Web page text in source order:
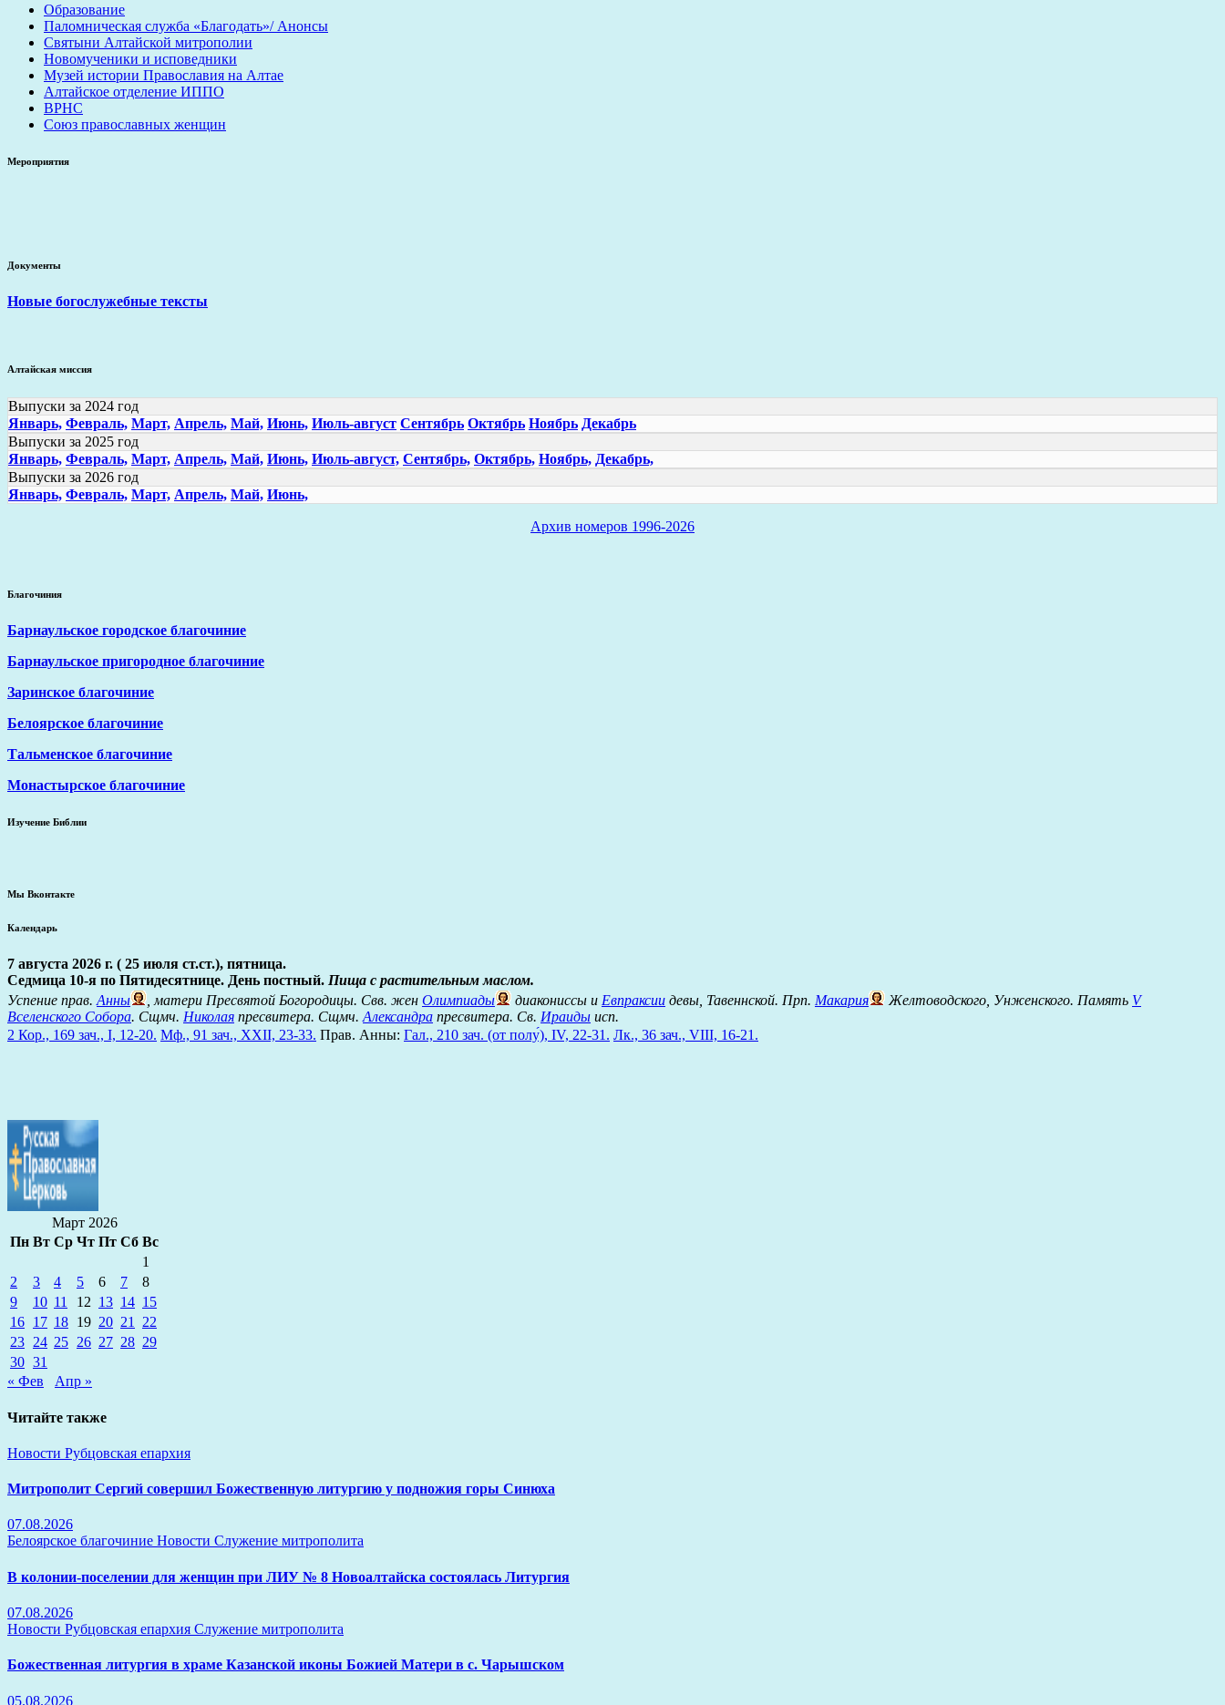
Образование
Паломническая служба «Благодать»/ Анонсы
Святыни Алтайской митрополии
Новомученики и исповедники
Музей истории Православия на Алтае
Алтайское отделение ИППО
ВРНС
Союз православных женщин
Мероприятия
Документы
Новые богослужебные тексты
Алтайская миссия
Выпуски за 2024 год
Январь, Февраль, Март, Апрель, Май, Июнь, Июль-август Сентябрь Октябрь Ноябрь Декабрь
Выпуски за 2025 год
Январь, Февраль, Март, Апрель, Май, Июнь, Июль-август, Сентябрь, Октябрь, Ноябрь, Декабрь,
Выпуски за 2026 год
Январь, Февраль, Март, Апрель, Май, Июнь,
Архив номеров 1996-2026
Благочиния
Барнаульское городское благочиние
Барнаульское пригородное благочиние
Заринское благочиние
Белоярское благочиние
Тальменское благочиние
Монастырское благочиние
Изучение Библии
Мы Вконтакте
Календарь
7 августа 2026 г. ( 25 июля ст.ст.), пятница.
Седмица 10-я по Пятидесятнице. День постный. Пища с растительным маслом.
Успение прав.Анны , матери Пресвятой Богородицы. Свв. жен Олимпиады диакониссы и Евпраксии девы, Тавеннской. Прп. Макария Желтоводского, Унженского. Память V
Вселенского Собора. Сщмч. Николая пресвитера. Сщмч.Александра пресвитера. Св. Ираиды исп.
2 Кор., 169 зач., I, 12-20. Мф., 91 зач., XXII, 23-33. Прав. Анны: Гал., 210 зач. (от полу́), IV, 22-31. Лк., 36 зач., VIII, 16-21.
Март 2026
Пн Вт Ср Чт Пт Сб Вс
1
2
3 4 5 6 7
8
9
10 11 12 13 14 15
16 17 18 19 20 21 22
23 24 25 26 27 28 29
30 31
« Фев
Апр »
Читайте также
Новости Рубцовская епархия
Митрополит Сергий совершил Божественную литургию у подножия горы Синюха
07.08.2026
Белоярское благочиние Новости Служение митрополита
В колонии-поселении для женщин при ЛИУ № 8 Новоалтайска состоялась Литургия
07.08.2026
Новости Рубцовская епархия Служение митрополита
Божественная литургия в храме Казанской иконы Божией Матери в с. Чарышском
05.08.2026